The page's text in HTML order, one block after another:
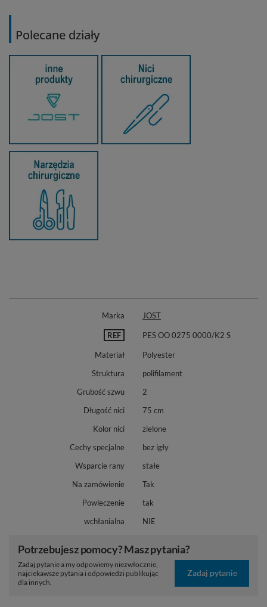
Polecane działy
Marka JOST
REF PES OO 0275 0000/K2 S
Materiał
Polyester
Struktura
polifilament
Grubość szwu
2
Długość nici
75 cm
Kolor nici
zielone
Cechy specjalne
bez igły
Wsparcie rany
stałe
Na zamówienie
Tak
Powleczenie
tak
wchłanialna
NIE
Potrzebujesz pomocy? Masz pytania?
Zadaj pytanie a my odpowiemy niezwłocznie,
najciekawsze pytania i odpowiedzi publikując
dla innych.
Zadaj pytanie